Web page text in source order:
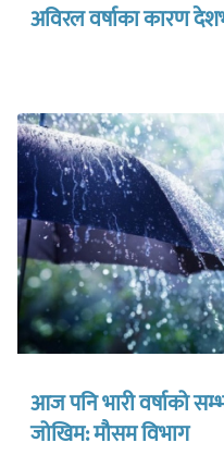
अविरल वर्षाका कारण
आज पनि भारी वर्षाको
जोखिम: मौसम विभाग